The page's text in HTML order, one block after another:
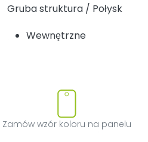
Gruba struktura / Połysk
Wewnętrzne
Zamów wzór
Zamów wzór koloru na panelu